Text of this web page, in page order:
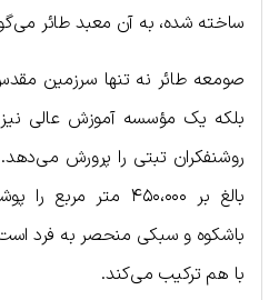
ساخته شده، به آن معبد طائر
صومعه طائر نه تنها سرزمین
بلکه یک مؤسسه آموزش عالی
روشنفکران تبتی را پرورش
بالغ بر ۴۵۰،۰۰۰
باشکوه و سبکی منحصر به فرد
با هم ترکیب می‌کند.